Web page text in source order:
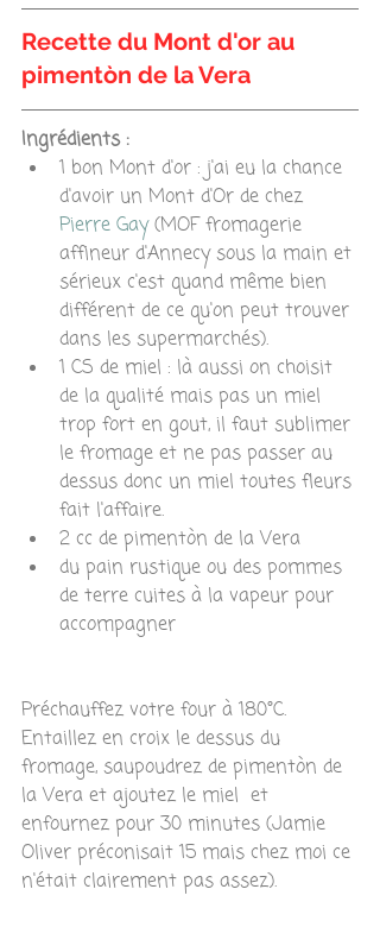
Recette du Mont d'or au
pimentòn de la Vera
Ingrédients :
1 bon Mont d'or : j'ai eu la chance
d'avoir un Mont d'Or de chez
Pierre Gay (MOF fromagerie
affineur d'Annecy sous la main et
sérieux c'est quand même bien
différent de ce qu'on peut trouver
dans les supermarchés).
1 CS de miel : là aussi on choisit
de la qualité mais pas un miel
trop fort en gout, il faut sublimer
le fromage et ne pas passer au
dessus donc un miel toutes fleurs
fait l'affaire.
2 cc de pimentòn de la Vera
du pain rustique ou des pommes
de terre cuites à la vapeur pour
accompagner
Préchauffez votre four à 180°C.
Entaillez en croix le dessus du
fromage, saupoudrez de pimentòn de
la Vera et ajoutez le miel  et
enfournez pour 30 minutes (Jamie
Oliver préconisait 15 mais chez moi ce
n'était clairement pas assez).